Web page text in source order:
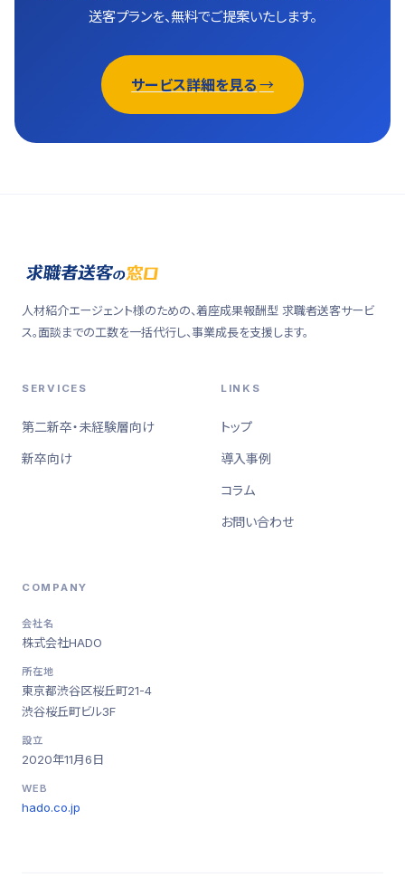
送客プランを、無料でご提案いたします。
サービス詳細を見る
人材紹介エージェント様のための、着座成果報酬型 求職者送客サービ
ス。面談までの工数を一括代行し、事業成長を支援します。
SERVICES
第二新卒・未経験層向け
新卒向け
LINKS
トップ
導入事例
コラム
お問い合わせ
COMPANY
会社名
株式会社HADO
所在地
東京都渋谷区桜丘町21-4
渋谷桜丘町ビル3F
設立
2020年11月6日
WEB
hado.co.jp